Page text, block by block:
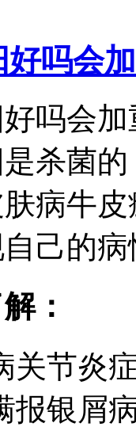
吗会加
吗会
杀菌
病牛
己的
：
关节炎
报银屑